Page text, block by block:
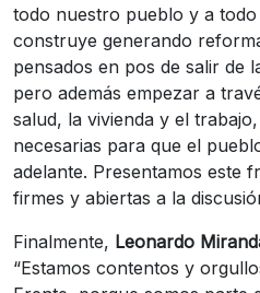
todo nuestro pueblo y a
construye generando
pensados en pos de salir de
pero además empezar a
salud, la vivienda y el
necesarias para que el
adelante. Presentamos este
firmes y abiertas a la
Finalmente, Leonardo
“Estamos contentos y